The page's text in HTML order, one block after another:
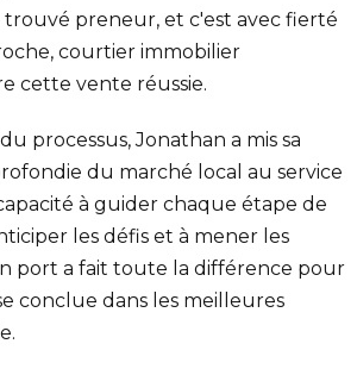
trouvé preneur, et c'est avec fierté
courtier immobilier
cette vente réussie.
processus, Jonathan a mis sa
du marché local au service
à guider chaque étape de
les défis et à mener les
port a fait toute la différence pour
conclue dans les meilleures